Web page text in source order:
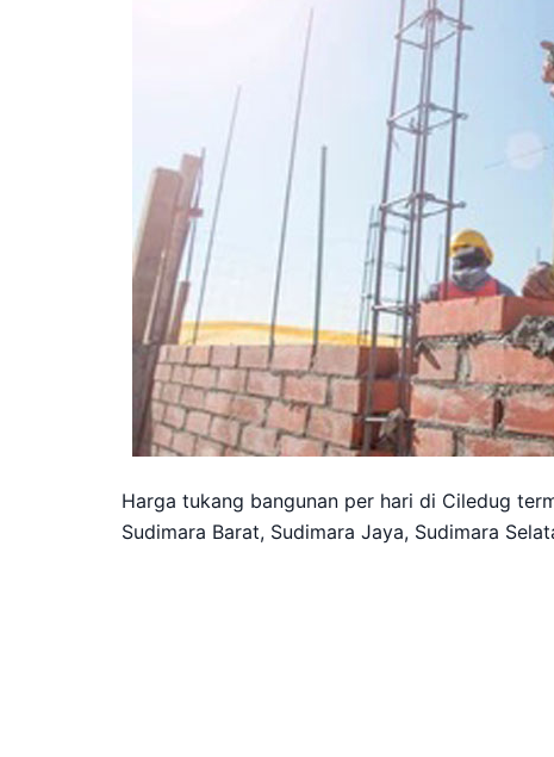
Harga tukang bangunan per hari di Ciledug
Sudimara Barat, Sudimara Jaya, Sudimara